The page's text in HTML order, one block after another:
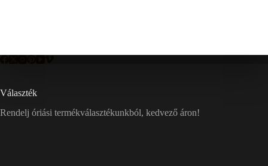
Választék
Rendelj óriási termékválasztékunkból, kedvező áron!